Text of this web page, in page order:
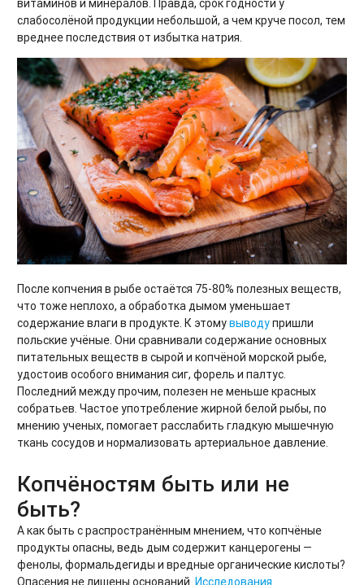
витаминов и минералов. Правда, срок годности у
слабосолёной продукции небольшой, а чем круче посол, тем
вреднее последствия от избытка натрия.
После копчения в рыбе остаётся 75-80% полезных веществ,
что тоже неплохо, а обработка дымом уменьшает
содержание влаги в продукте. К этомувыводупришли
польские учёные. Они сравнивали содержание основных
питательных веществ в сырой и копчёной морской рыбе,
удостоив особого внимания сиг, форель и палтус.
Последний между прочим, полезен не меньше красных
собратьев. Частое употребление жирной белой рыбы, по
мнению ученых, помогает расслабить гладкую мышечную
ткань сосудов и нормализовать артериальное давление.
Копчёностям быть или не
быть?
А как быть с распространённым мнением, что копчёные
продукты опасны, ведь дым содержит канцерогены —
фенолы, формальдегиды и вредные органические кислоты?
Опасения не лишены оснований. Исследования